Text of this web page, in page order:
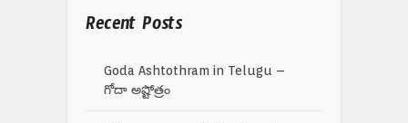
Recent Posts
Goda Ashtothram in Telugu –
గోదా అష్టోత్రం